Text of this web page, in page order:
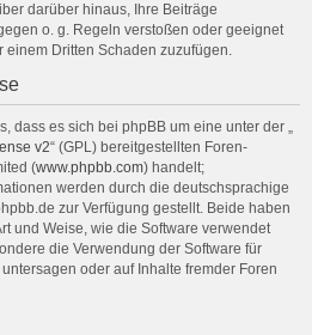
darüber hinaus, Ihre Beiträge
o. g. Regeln verstoßen oder geeignet
einem Dritten Schaden zuzufügen.
dass es sich bei phpBB um eine unter der „
v2“ (GPL) bereitgestellten Foren-
(www.phpbb.com) handelt;
werden durch die deutschsprachige
zur Verfügung gestellt. Beide haben
und Weise, wie die Software verwendet
die Verwendung der Software für
oder auf Inhalte fremder Foren